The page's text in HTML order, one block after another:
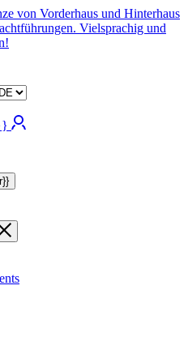
von Vorderhaus und Hinterhaus
Vielsprachig und